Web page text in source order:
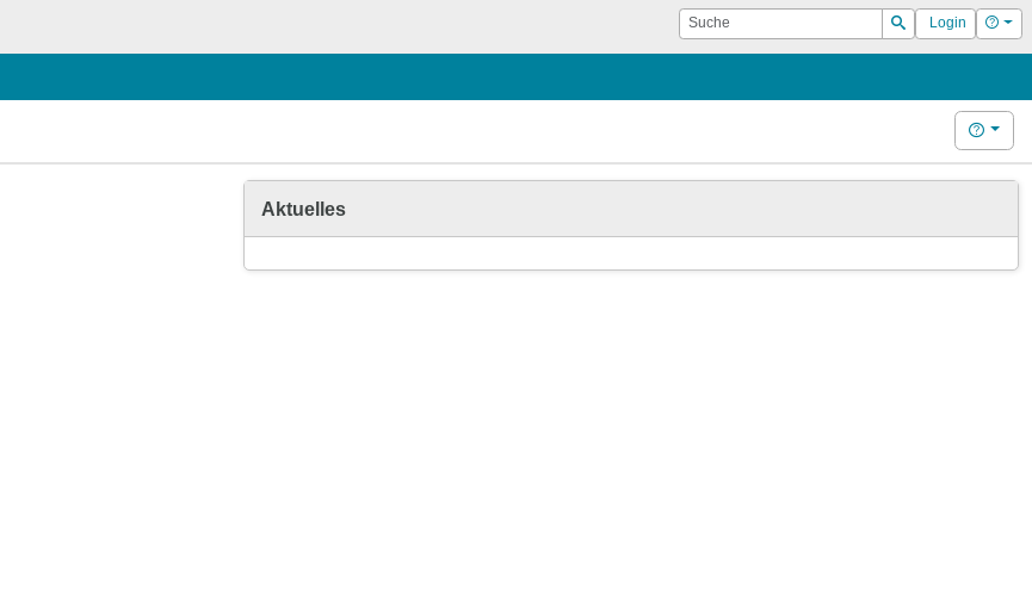
Suche
Suchen
Login Hilfe
Hilfe
Aktuelles